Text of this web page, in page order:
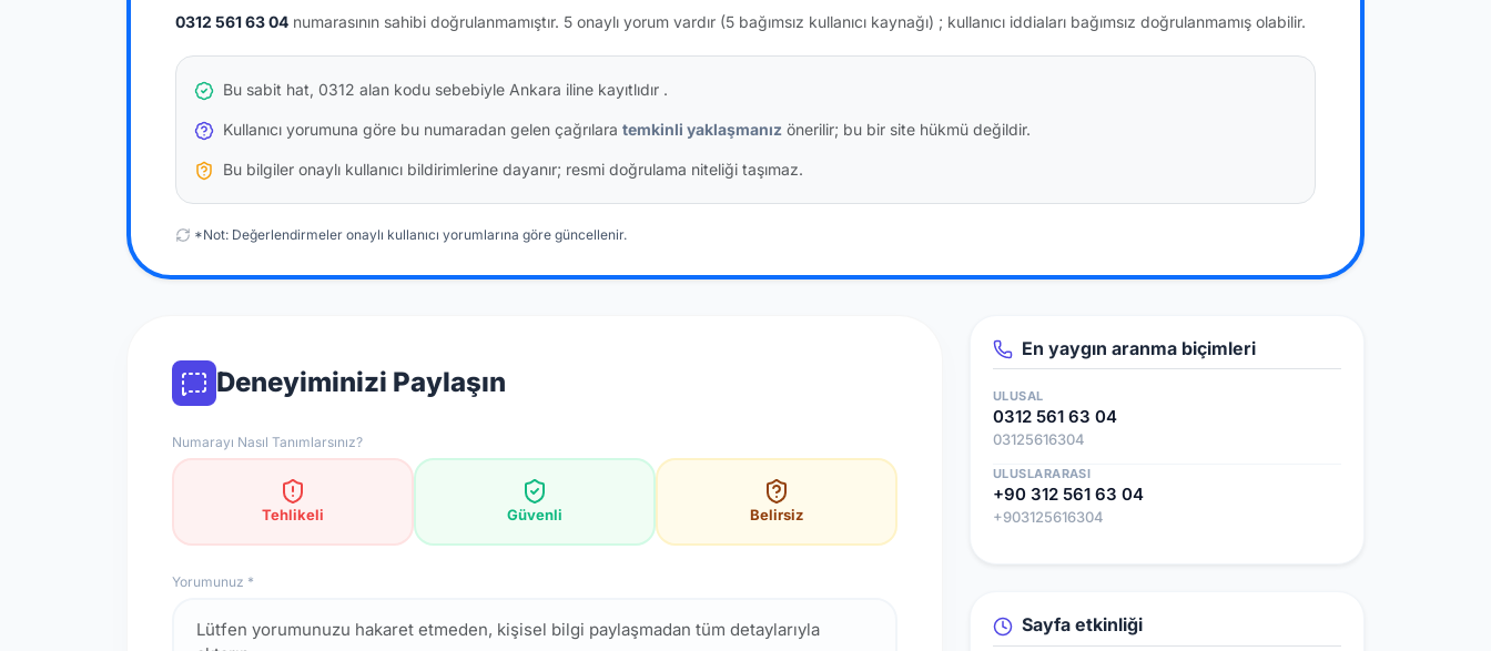
0312 561 63 04 numarasının sahibi doğrulanmamıştır. 5 onaylı yorum vardır (5 bağımsız kullanıcı kaynağı) ; kullanıcı iddiaları bağımsız doğrulanmamış olabilir.
Bu sabit hat, 0312 alan kodu sebebiyle Ankara iline kayıtlıdır .
Kullanıcı yorumuna göre bu numaradan gelen çağrılara temkinli yaklaşmanız önerilir; bu bir site hükmü değildir.
Bu bilgiler onaylı kullanıcı bildirimlerine dayanır; resmi doğrulama niteliği taşımaz.
*Not: Değerlendirmeler onaylı kullanıcı yorumlarına göre güncellenir.
Deneyiminizi Paylaşın
Numarayı Nasıl Tanımlarsınız?
Tehlikeli Güvenli Belirsiz
Yorumunuz *
En yaygın aranma biçimleri
ULUSAL
0312 561 63 04
03125616304
ULUSLARARASI
+90 312 561 63 04
+903125616304
Sayfa etkinliği